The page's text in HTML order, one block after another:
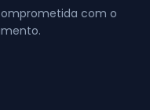
com o